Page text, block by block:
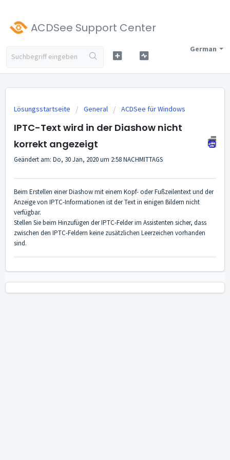
ACDSee Support Center
German
Lösungsstartseite General ACDSee für Windows
IPTC-Text wird in der Diashow nicht
korrekt angezeigt
Geändert am: Do, 30 Jan, 2020 um 2:58 NACHMITTAGS
Beim Erstellen einer Diashow mit einem Kopf- oder Fußzeilentext und der
Anzeige von IPTC-Informationen ist der Text in einigen Bildern nicht
verfügbar.
Stellen Sie beim Hinzufügen der IPTC-Felder im Assistenten sicher, dass
zwischen den IPTC-Feldern keine zusätzlichen Leerzeichen vorhanden
sind.